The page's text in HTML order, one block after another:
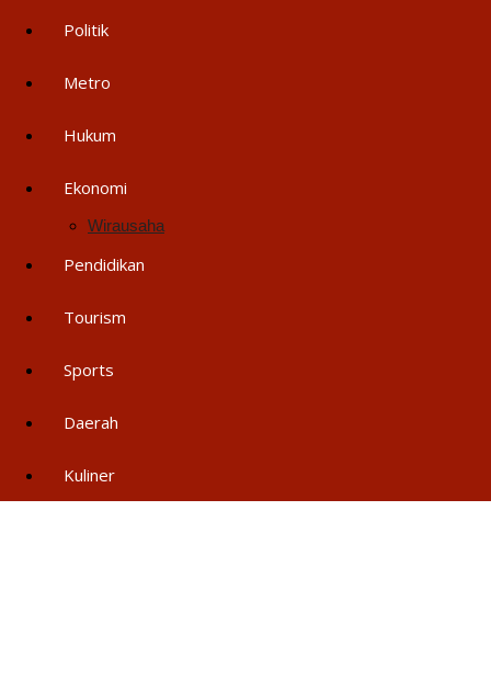
Politik
Metro
Hukum
Ekonomi
Wirausaha
Pendidikan
Tourism
Sports
Daerah
Kuliner